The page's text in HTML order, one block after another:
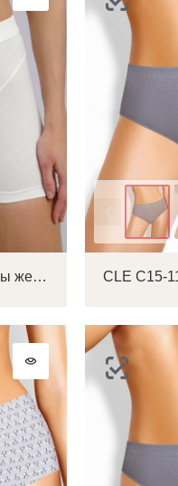
CLE SHM1092 Трусы женские шорты